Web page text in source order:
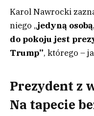
Karol Nawrocki
niego „jedyną
do pokoju jest
Trump”, którego –
Prezydent z
Na tapecie